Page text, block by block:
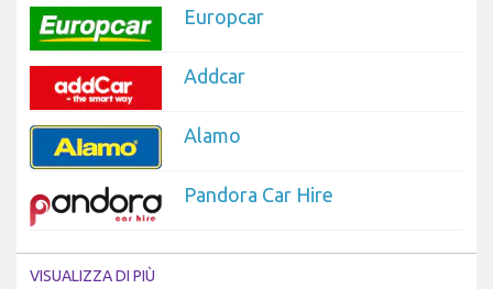
Europcar
Addcar
Alamo
Pandora Car Hire
VISUALIZZA DI PIÙ